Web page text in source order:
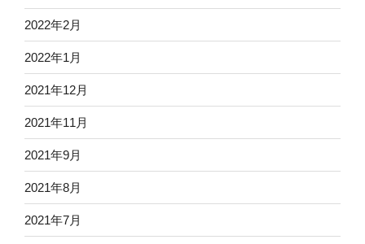
2022年2月
2022年1月
2021年12月
2021年11月
2021年9月
2021年8月
2021年7月